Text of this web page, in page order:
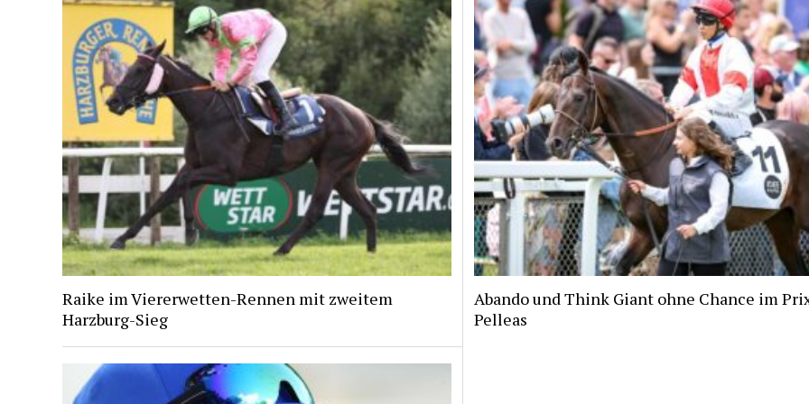
Raike im Viererwetten-Rennen mit zweitem
Harzburg-Sieg
Abando und Think Giant ohne Chance im
Pelleas